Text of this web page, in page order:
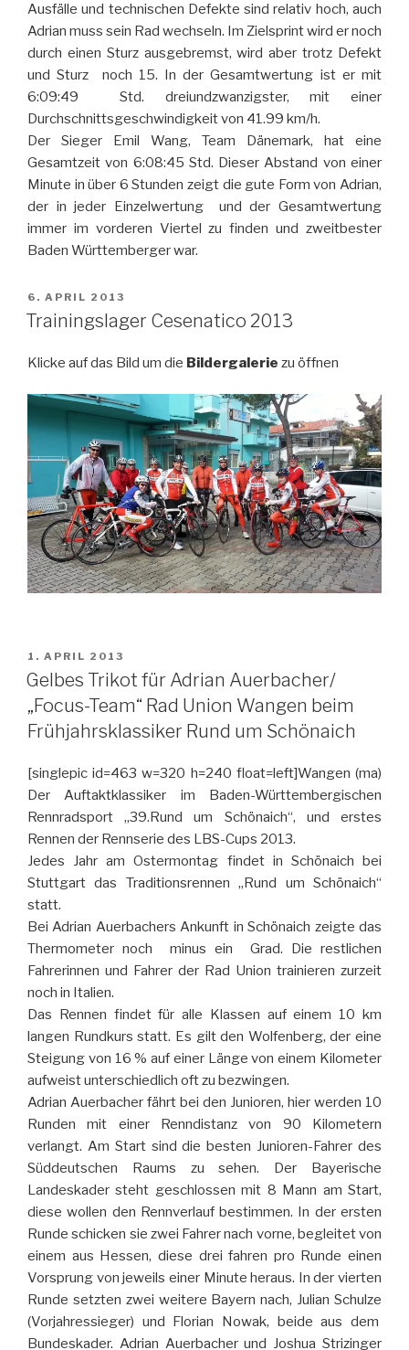
Ausfälle und technischen Defekte sind relativ hoch, auch
Adrian muss sein Rad wechseln. Im Zielsprint wird er noch
durch einen Sturz ausgebremst, wird aber trotz Defekt
und Sturz noch 15. In der Gesamtwertung ist er mit
6:09:49 Std. dreiundzwanzigster, mit einer
Durchschnittsgeschwindigkeit von 41.99 km/h.
Der Sieger Emil Wang, Team Dänemark, hat eine
Gesamtzeit von 6:08:45 Std. Dieser Abstand von einer
Minute in über 6 Stunden zeigt die gute Form von Adrian,
der in jeder Einzelwertung und der Gesamtwertung
immer im vorderen Viertel zu finden und zweitbester
Baden Württemberger war.
VERÖFFENTLICHT
AM
6. APRIL 2013
Trainingslager Cesenatico 2013
Klicke auf das Bild um die Bildergalerie zu öffnen
VERÖFFENTLICHT
AM
1. APRIL 2013
Gelbes Trikot für Adrian Auerbacher/
„Focus-Team“ Rad Union Wangen beim
Frühjahrsklassiker Rund um Schönaich
[singlepic id=463 w=320 h=240 float=left]Wangen (ma)
Der Auftaktklassiker im Baden-Württembergischen
Rennradsport „39.Rund um Schönaich“, und erstes
Rennen der Rennserie des LBS-Cups 2013.
Jedes Jahr am Ostermontag findet in Schönaich bei
Stuttgart das Traditionsrennen „Rund um Schönaich“
statt.
Bei Adrian Auerbachers Ankunft in Schönaich zeigte das
Thermometer noch minus ein Grad. Die restlichen
Fahrerinnen und Fahrer der Rad Union trainieren zurzeit
noch in Italien.
Das Rennen findet für alle Klassen auf einem 10 km
langen Rundkurs statt. Es gilt den Wolfenberg, der eine
Steigung von 16 % auf einer Länge von einem Kilometer
aufweist unterschiedlich oft zu bezwingen.
Adrian Auerbacher fährt bei den Junioren, hier werden 10
Runden mit einer Renndistanz von 90 Kilometern
verlangt. Am Start sind die besten Junioren-Fahrer des
Süddeutschen Raums zu sehen. Der Bayerische
Landeskader steht geschlossen mit 8 Mann am Start,
diese wollen den Rennverlauf bestimmen. In der ersten
Runde schicken sie zwei Fahrer nach vorne, begleitet von
einem aus Hessen, diese drei fahren pro Runde einen
Vorsprung von jeweils einer Minute heraus. In der vierten
Runde setzten zwei weitere Bayern nach, Julian Schulze
(Vorjahressieger) und Florian Nowak, beide aus dem
Bundeskader. Adrian Auerbacher und Joshua Strizinger